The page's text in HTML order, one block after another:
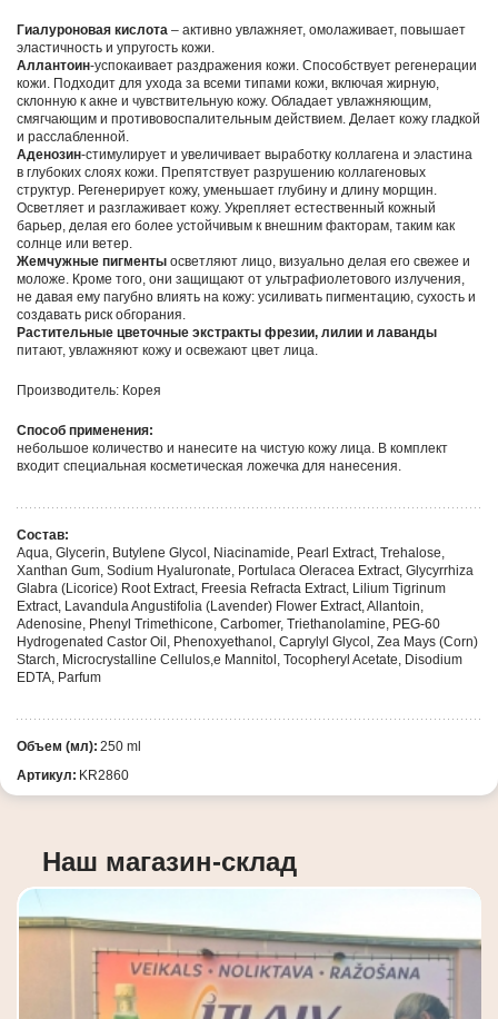
Гиалуроновая кислота – активно увлажняет, омолаживает, повышает
эластичность и упругость кожи.
Аллантоин-успокаивает раздражения кожи. Способствует регенерации
кожи. Подходит для ухода за всеми типами кожи, включая жирную,
склонную к акне и чувствительную кожу. Обладает увлажняющим,
смягчающим и противовоспалительным действием. Делает кожу гладкой
и расслабленной.
Аденозин-стимулирует и увеличивает выработку коллагена и эластина
в глубоких слоях кожи. Препятствует разрушению коллагеновых
структур. Регенерирует кожу, уменьшает глубину и длину морщин.
Осветляет и разглаживает кожу. Укрепляет естественный кожный
барьер, делая его более устойчивым к внешним факторам, таким как
солнце или ветер.
Жемчужные пигменты осветляют лицо, визуально делая его свежее и
моложе. Кроме того, они защищают от ультрафиолетового излучения,
не давая ему пагубно влиять на кожу: усиливать пигментацию, сухость и
создавать риск обгорания.
Растительные цветочные экстракты фрезии, лилии и лаванды
питают, увлажняют кожу и освежают цвет лица.
Производитель: Корея
Способ применения:
небольшое количество и нанесите на чистую кожу лица. В комплект
входит специальная косметическая ложечка для нанесения.
Состав:
Aqua, Glycerin, Butylene Glycol, Niacinamide, Pearl Extract, Trehalose,
Xanthan Gum, Sodium Hyaluronate, Portulaca Oleracea Extract, Glycyrrhiza
Glabra (Licorice) Root Extract, Freesia Refracta Extract, Lilium Tigrinum
Extract, Lavandula Angustifolia (Lavender) Flower Extract, Allantoin,
Adenosine, Phenyl Trimethicone, Carbomer, Triethanolamine, PEG-60
Hydrogenated Castor Oil, Phenoxyethanol, Caprylyl Glycol, Zea Mays (Corn)
Starch, Microcrystalline Cellulos,e Mannitol, Tocopheryl Acetate, Disodium
EDTA, Parfum
Объем (мл): 250 ml
Артикул: KR2860
Наш магазин-склад